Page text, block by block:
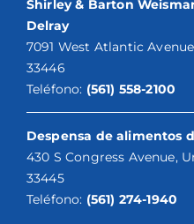
Shirley & Barton
Delray
7091 West Atlantic
33446
Teléfono: (561) 558-2100
Despensa de alimentos
430 S Congress Avenue,
33445
Teléfono: (561) 274-1940